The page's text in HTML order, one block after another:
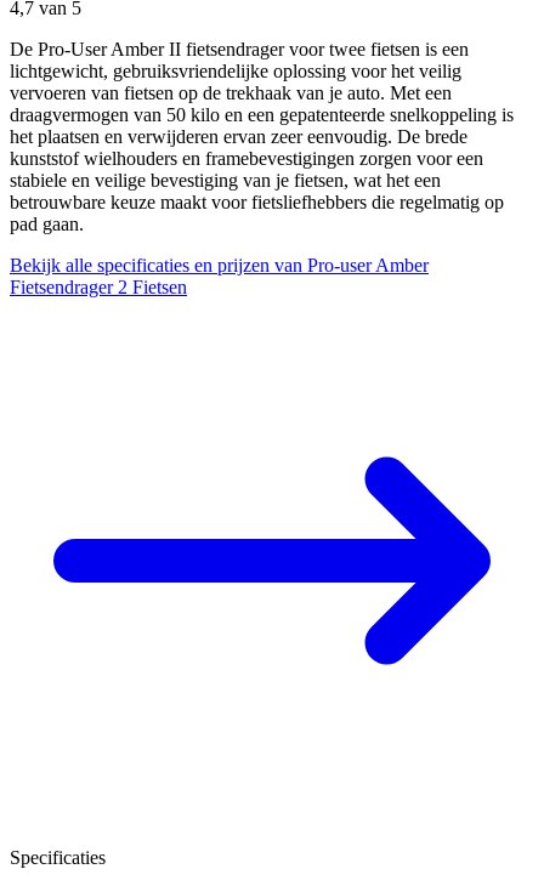
4,7 van 5
De Pro-User Amber II fietsendrager voor twee fietsen is een
lichtgewicht, gebruiksvriendelijke oplossing voor het veilig
vervoeren van fietsen op de trekhaak van je auto. Met een
draagvermogen van 50 kilo en een gepatenteerde snelkoppeling is
het plaatsen en verwijderen ervan zeer eenvoudig. De brede
kunststof wielhouders en framebevestigingen zorgen voor een
stabiele en veilige bevestiging van je fietsen, wat het een
betrouwbare keuze maakt voor fietsliefhebbers die regelmatig op
pad gaan.
Bekijk alle specificaties en prijzen van Pro-user Amber
Fietsendrager 2 Fietsen
Specificaties